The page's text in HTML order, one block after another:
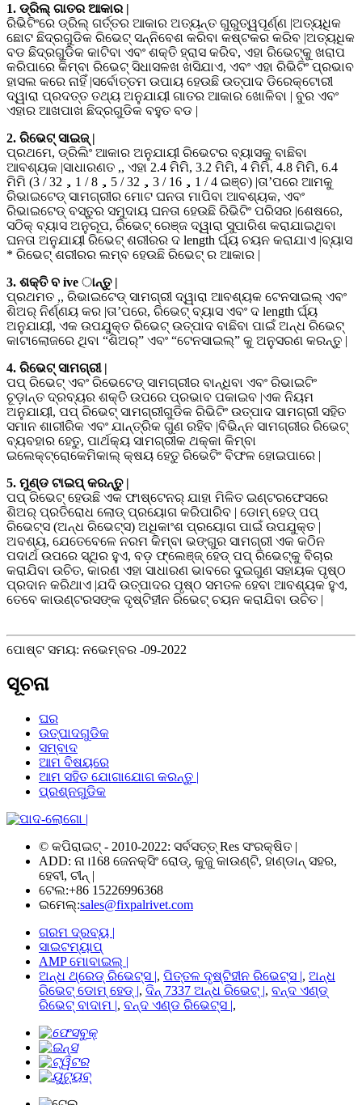
1. ଡ୍ରିଲ୍ ଗାତର ଆକାର |
ରିଭିଟିଂରେ ଡ୍ରିଲ୍ ଗର୍ତ୍ତର ଆକାର ଅତ୍ୟନ୍ତ ଗୁରୁତ୍ୱପୂର୍ଣ୍ଣ |ଅତ୍ୟଧିକ
ଛୋଟ ଛିଦ୍ରଗୁଡିକ ରିଭେଟ୍ ସନ୍ନିବେଶ କରିବା କଷ୍ଟକର କରିବ |ଅତ୍ୟଧିକ
ବଡ ଛିଦ୍ରଗୁଡିକ କାଟିବା ଏବଂ ଶକ୍ତି ହ୍ରାସ କରିବ, ଏହା ରିଭେଟ୍କୁ ଖରାପ
କରିପାରେ କିମ୍ବା ରିଭେଟ୍ ସିଧାସଳଖ ଖସିଯାଏ, ଏବଂ ଏହା ରିଭିଟିଂ ପ୍ରଭାବ
ହାସଲ କରେ ନାହିଁ |ସର୍ବୋତ୍ତମ ଉପାୟ ହେଉଛି ଉତ୍ପାଦ ଡିରେକ୍ଟୋରୀ
ଦ୍ୱାରା ପ୍ରଦତ୍ତ ତଥ୍ୟ ଅନୁଯାୟୀ ଗାତର ଆକାର ଖୋଳିବା | ବୁର ଏବଂ
ଏହାର ଆଖପାଖ ଛିଦ୍ରଗୁଡିକ ବହୁତ ବଡ |
2. ରିଭେଟ୍ ସାଇଜ୍ |
ପ୍ରଥମେ, ଡ୍ରିଲିଂ ଆକାର ଅନୁଯାୟୀ ରିଭେଟର ବ୍ୟାସକୁ ବାଛିବା
ଆବଶ୍ୟକ |ସାଧାରଣତ ,, ଏହା 2.4 ମିମି, 3.2 ମିମି, 4 ମିମି, 4.8 ମିମି, 6.4
ମିମି (3 / 32，1 / 8，5 / 32，3 / 16，1 / 4 ଇଞ୍ଚ) |ତା’ପରେ ଆମକୁ
ରିଭାଇଟେଡ୍ ସାମଗ୍ରୀର ମୋଟ ଘନତା ମାପିବା ଆବଶ୍ୟକ, ଏବଂ
ରିଭାଇଟେଡ୍ ବସ୍ତୁର ସମୁଦାୟ ଘନତା ହେଉଛି ରିଭିଟିଂ ପରିସର |ଶେଷରେ,
ସଠିକ୍ ବ୍ୟାସ ଅନୁରୂପ, ରିଭେଟ୍ ରେଞ୍ଜ ଦ୍ୱାରା ସୁପାରିଶ କରାଯାଇଥିବା
ଘନତା ଅନୁଯାୟୀ ରିଭେଟ୍ ଶରୀରର ଦ length ର୍ଘ୍ୟ ଚୟନ କରାଯାଏ |ବ୍ୟାସ
* ରିଭେଟ୍ ଶରୀରର ଲମ୍ବ ହେଉଛି ରିଭେଟ୍ ର ଆକାର |
3. ଶକ୍ତି ବ ive ାନ୍ତୁ |
ପ୍ରଥମତ ,, ରିଭାଇଟେଡ୍ ସାମଗ୍ରୀ ଦ୍ୱାରା ଆବଶ୍ୟକ ଟେନସାଇଲ୍ ଏବଂ
ଶିଅର୍ ନିର୍ଣ୍ଣୟ କର |ତା’ପରେ, ରିଭେଟ୍ ବ୍ୟାସ ଏବଂ ଦ length ର୍ଘ୍ୟ
ଅନୁଯାୟୀ, ଏକ ଉପଯୁକ୍ତ ରିଭେଟ୍ ଉତ୍ପାଦ ବାଛିବା ପାଇଁ ଅନ୍ଧ ରିଭେଟ୍
କାଟାଲୋଜରେ ଥିବା “ଶିଅର୍” ଏବଂ “ଟେନସାଇଲ୍” କୁ ଅନୁସରଣ କରନ୍ତୁ |
4. ରିଭେଟ୍ ସାମଗ୍ରୀ |
ପପ୍ ରିଭେଟ୍ ଏବଂ ରିଭେଟେଡ୍ ସାମଗ୍ରୀର ବାନ୍ଧିବା ଏବଂ ରିଭାଇଟିଂ
ଚୂଡ଼ାନ୍ତ ଦ୍ରବ୍ୟର ଶକ୍ତି ଉପରେ ପ୍ରଭାବ ପକାଇବ |ଏକ ନିୟମ
ଅନୁଯାୟୀ, ପପ୍ ରିଭେଟ୍ ସାମଗ୍ରୀଗୁଡିକ ରିଭିଟିଂ ଉତ୍ପାଦ ସାମଗ୍ରୀ ସହିତ
ସମାନ ଶାରୀରିକ ଏବଂ ଯାନ୍ତ୍ରିକ ଗୁଣ ରହିବ |ବିଭିନ୍ନ ସାମଗ୍ରୀର ରିଭେଟ୍
ବ୍ୟବହାର ହେତୁ, ପାର୍ଥକ୍ୟ ସାମଗ୍ରୀକ ଥକ୍କା କିମ୍ବା
ଇଲେକ୍ଟ୍ରୋକେମିକାଲ୍ କ୍ଷୟ ହେତୁ ରିଭେଟିଂ ବିଫଳ ହୋଇପାରେ |
5. ମୁଣ୍ଡ ଟାଇପ୍ କରନ୍ତୁ |
ପପ୍ ରିଭେଟ୍ ହେଉଛି ଏକ ଫାଷ୍ଟେନର୍ ଯାହା ମିଳିତ ଇଣ୍ଟରଫେସରେ
ଶିଅର୍ ପ୍ରତିରୋଧ ଲୋଡ୍ ପ୍ରୟୋଗ କରିପାରିବ | ଡୋମ୍ ହେଡ୍ ପପ୍
ରିଭେଟ୍ସ (ଅନ୍ଧ ରିଭେଟ୍ସ) ଅଧିକାଂଶ ପ୍ରୟୋଗ ପାଇଁ ଉପଯୁକ୍ତ |
ଅବଶ୍ୟ, ଯେତେବେଳେ ନରମ କିମ୍ବା ଭଙ୍ଗୁର ସାମଗ୍ରୀ ଏକ କଠିନ
ପଦାର୍ଥ ଉପରେ ସ୍ଥିର ହୁଏ, ବଡ଼ ଫ୍ଲେଞ୍ଜ୍ ହେଡ୍ ପପ୍ ରିଭେଟ୍କୁ ବିଚାର
କରାଯିବା ଉଚିତ, କାରଣ ଏହା ସାଧାରଣ ଭାବରେ ଦୁଇଗୁଣ ସହାୟକ ପୃଷ୍ଠ
ପ୍ରଦାନ କରିଥାଏ |ଯଦି ଉତ୍ପାଦର ପୃଷ୍ଠ ସମତଳ ହେବା ଆବଶ୍ୟକ ହୁଏ,
ତେବେ କାଉଣ୍ଟରସଙ୍କ ଦୃଷ୍ଟିହୀନ ରିଭେଟ୍ ଚୟନ କରାଯିବା ଉଚିତ |
ପୋଷ୍ଟ ସମୟ: ନଭେମ୍ବର -09-2022
ସୂଚନା
ଘର
ଉତ୍ପାଦଗୁଡିକ
ସମ୍ବାଦ
ଆମ ବିଷୟରେ
ଆମ ସହିତ ଯୋଗାଯୋଗ କରନ୍ତୁ |
ପ୍ରଶ୍ନଗୁଡିକ
© କପିରାଇଟ୍ - 2010-2022: ସର୍ବସତ୍ତ୍ Res ସଂରକ୍ଷିତ |
ADD: ନା।168 ଜେନକ୍ସିଂ ରୋଡ୍, କୁଜୁ କାଉଣ୍ଟି, ହାଣ୍ଡାନ୍ ସହର,
ହେବୀ, ଚୀନ୍ |
ଟେଲ:+86 15226996368
ଇମେଲ୍:sales@fixpalrivet.com
ଗରମ ଦ୍ରବ୍ୟ |
ସାଇଟମ୍ୟାପ୍
AMP ମୋବାଇଲ୍ |
ଅନ୍ଧ ଥ୍ରେଡ୍ ରିଭେଟ୍ସ |, ପିତ୍ତଳ ଦୃଷ୍ଟିହୀନ ରିଭେଟ୍ସ |, ଅନ୍ଧ
ରିଭେଟ୍ ଡୋମ୍ ହେଡ୍ |, ଦିନ୍ 7337 ଅନ୍ଧ ରିଭେଟ୍ |, ବନ୍ଦ ଏଣ୍ଡ୍
ରିଭେଟ୍ ବାଦାମ |, ବନ୍ଦ ଏଣ୍ଡ ରିଭେଟ୍ସ |,